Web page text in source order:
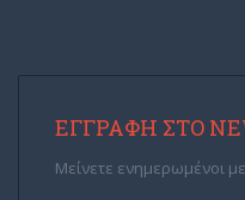
ΕΓΓΡΑΦΉ ΣΤΟ
Μείνετε ενημερωμένοι